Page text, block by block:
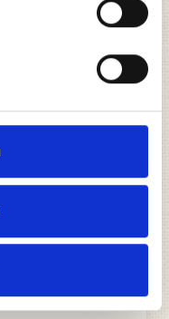
kā uzkoda